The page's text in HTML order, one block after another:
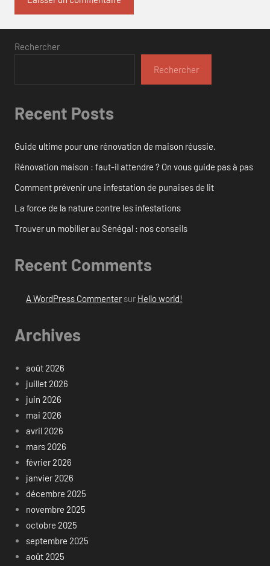
Rechercher
Rechercher
Recent Posts
Guide ultime pour une rénovation de maison réussie.
Rénovation maison : faut-il attendre ? On vous guide pas à pas
Comment prévenir une infestation de punaises de lit
La force de la nature contre les infestations
Trouver un mobilier au Sénégal : nos conseils
Recent Comments
A WordPress Commentersur Hello world!
Archives
août 2026
juillet 2026
juin 2026
mai 2026
avril 2026
mars 2026
février 2026
janvier 2026
décembre 2025
novembre 2025
octobre 2025
septembre 2025
août 2025